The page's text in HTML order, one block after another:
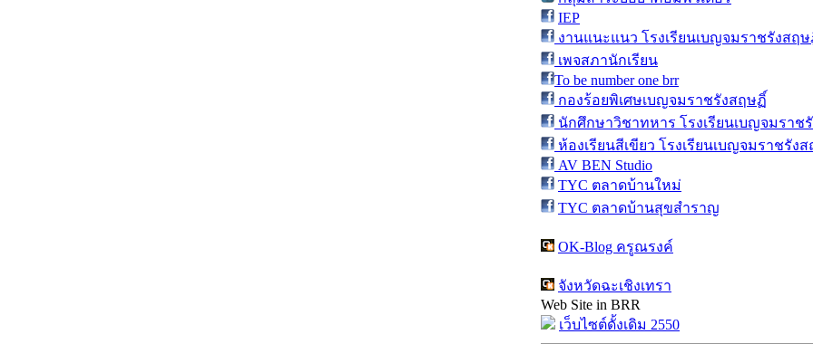
IEP
งานแนะแนว โรงเรียนเบญจมราชรังสฤ
เพจสภานักเรียน
To be number one brr
กองร้อยพิเศษเบญจมราชรังสฤษฏิ์
นักศึกษาวิชาทหาร โรงเรียนเบญจมราช
ห้องเรียนสีเขียว โรงเรียนเบญจมราชรัง
AV BEN Studio
TYC ตลาดบ้านใหม่
TYC ตลาดบ้านสุขสำราญ
OK-Blog ครูณรงค์
จังหวัดฉะเชิงเทรา
Web Site in BRR
เว็บไซต์ดั้งเดิม 2550